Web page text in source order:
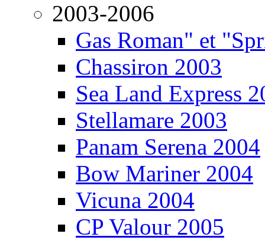
2003-2006
Gas Roman" et
Chassiron 2003
Sea Land Express
Stellamare 2003
Panam Serena 2004
Bow Mariner 2004
Vicuna 2004
CP Valour 2005